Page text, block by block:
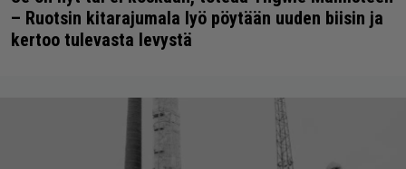
– Ruotsin kitarajumala lyö pöytään uuden biisin ja
kertoo tulevasta levystä